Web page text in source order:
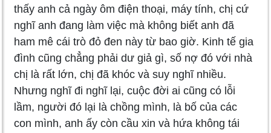
thấy anh cả ngày ôm điện thoại, máy tính, chị cứ
nghĩ anh đang làm việc mà không biết anh đã
ham mê cái trò đỏ đen này từ bao giờ. Kinh tế gia
đình cũng chẳng phải dư giả gì, số nợ đó với nhà
chị là rất lớn, chị đã khóc và suy nghĩ nhiều.
Nhưng nghĩ đi nghĩ lại, cuộc đời ai cũng có lỗi
lầm, người đó lại là chồng mình, là bố của các
con mình, anh ấy còn cầu xin và hứa không tái